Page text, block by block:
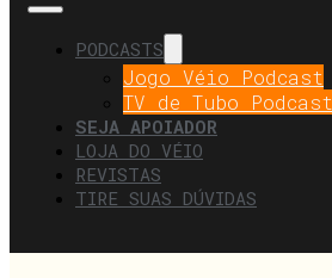
PODCASTS
Jogo Véio Podcast
TV de Tubo Podcast
SEJA APOIADOR
LOJA DO VÉIO
REVISTAS
TIRE SUAS DÚVIDAS